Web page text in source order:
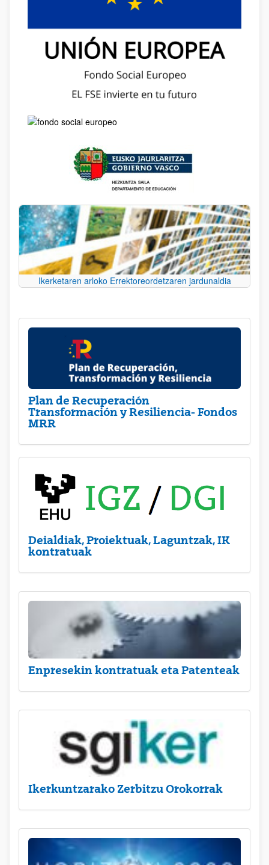
Ikerketaren arloko Errektoreordetzaren jardunaldia
Plan de Recuperación
Transformación y Resiliencia- Fondos
MRR
Deialdiak, Proiektuak, Laguntzak, IK
kontratuak
Enpresekin kontratuak eta Patenteak
Ikerkuntzarako Zerbitzu Orokorrak